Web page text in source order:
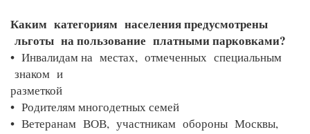
Каким категориям населения предусмотрены
льготы на пользование платными парковками?
• Инвалидам на местах, отмеченных специальным
знаком и
разметкой
• Родителям многодетных семей
• Ветеранам ВОВ, участникам обороны Москвы,